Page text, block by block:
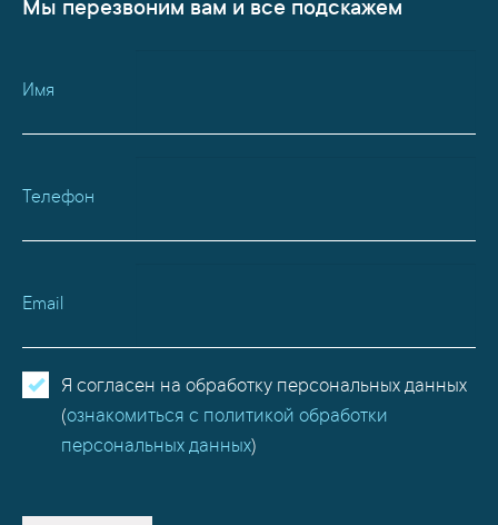
Мы перезвоним вам и все подскажем
Имя
Телефон
Email
Я согласен на обработку персональных данных
(ознакомиться с политикой обработки
персональных данных)